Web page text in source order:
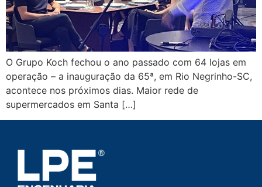
O Grupo Koch fechou o ano passado com 64 lojas em
operação – a inauguração da 65ª, em Rio Negrinho-SC,
acontece nos próximos dias. Maior rede de
supermercados em Santa […]